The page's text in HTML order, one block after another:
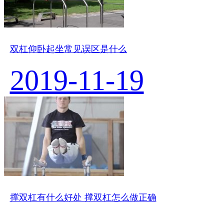
双杠仰卧起坐常见误区是什么
2019-11-19
撑双杠有什么好处 撑双杠怎么做正确